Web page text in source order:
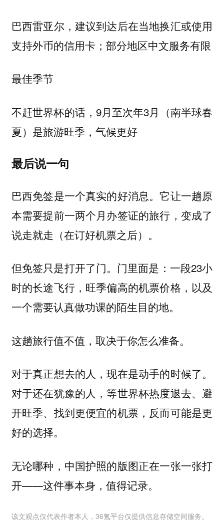
巴西雷亚尔，建议到达后在当地换汇或使用
支持外币的信用卡；部分地区中文服务有限
最佳季节
不赶世界杯的话，9月至次年3月（南半球春
夏）是旅游旺季，气候更好
最后说一句
巴西免签是一个真实的好消息。它让一趟原
本需要提前一两个月办签证的旅行，变成了
说走就走（在订好机票之后）。
但免签只是打开了门。门里面是：一段23小
时的长途飞行，旺季偏高的机票价格，以及
一个需要认真做功课的陌生目的地。
这趟旅行值不值 ，取决于你怎么准备。
对于真正想去的人，现在是动手的时候了。
对于还在犹豫的人，等世界杯热度退去、避
开旺季、找到更便宜的机票，反而可能是更
好的选择。
无论哪种，中国护照的版图正在一张一张打
开——这件事本身，值得记录。
该文观点仅代表作者本人，36氪平台仅提供信息存储空间服务。